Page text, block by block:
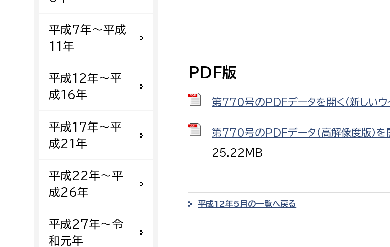
下水道整備課
浄水管理課
農業委員会事務局
農業委員会事務局 議会総務課
平成7年〜平成
11年
平成12年〜平
成16年
平成17年〜平
成21年
平成22年〜平
成26年
平成27年〜令
和元年
PDF版
第770号のPDFデータを開く（新しいウ
第770号のPDFデータ（高解像度版）を
25.22MB
平成12年5月の一覧へ戻る